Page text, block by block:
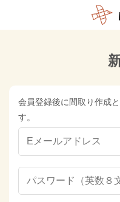
会員登録後に間取り作成
す。